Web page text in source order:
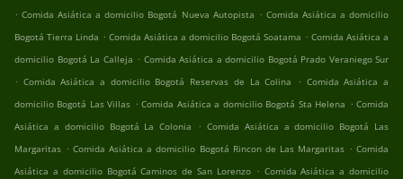
. Comida Asiática a domicilio Bogotá Nueva Autopista . Comida Asiática a domicilio
Bogotá Tierra Linda . Comida Asiática a domicilio Bogotá Soatama . Comida Asiática a
domicilio Bogotá La Calleja . Comida Asiática a domicilio Bogotá Prado Veraniego Sur
. Comida Asiática a domicilio Bogotá Reservas de La Colina . Comida Asiática a
domicilio Bogotá Las Villas . Comida Asiática a domicilio Bogotá Sta Helena . Comida
Asiática a domicilio Bogotá La Colonia
. Comida Asiática a domicilio Bogotá Las
Margaritas . Comida Asiática a domicilio Bogotá Rincon de Las Margaritas . Comida
Asiática a domicilio Bogotá Caminos de San Lorenzo . Comida Asiática a domicilio